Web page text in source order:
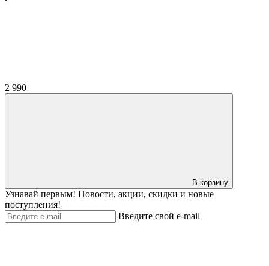
2 990
В корзину
Узнавай первым! Новости, акции, скидки и новые
поступления!
Введите свой e-mail